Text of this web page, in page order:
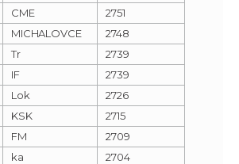
CME
2751
MICHALOVCE
2748
Tr
2739
IF
2739
Lok
2726
KSK
2715
FM
2709
ka
2704